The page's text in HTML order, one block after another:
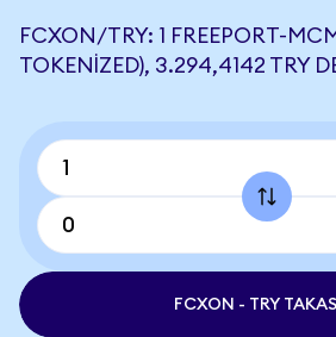
FCXON/TRY: 1 FREEPORT-
TOKENIZED), 3.294,4142 TRY
FCXON - TRY